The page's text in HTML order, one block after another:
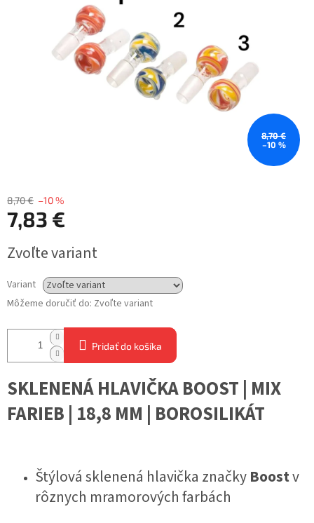
hviezdičiek.
8,70 €
–10 %
8,70 € –10 %
7,83 €
cena:
Zvoľte variant
Variant
Môžeme doručiť do: Zvoľte variant
Pridať do košíka
SKLENENÁ HLAVIČKA BOOST | MIX
FARIEB | 18,8 MM | BOROSILIKÁT
Štýlová sklenená hlavička značkyBoostv
rôznych mramorových farbách